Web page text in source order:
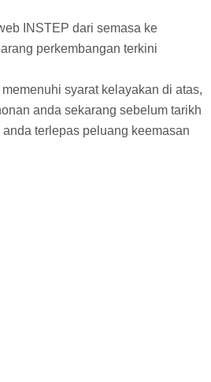
INSTEP dari semasa ke
perkembangan terkini
syarat kelayakan di atas,
anda sekarang sebelum tarikh
terlepas peluang keemasan